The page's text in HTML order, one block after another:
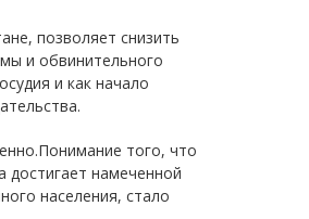
позволяет снизить
и обвинительного
и как начало
того, что
достигает намеченной
населения, стало